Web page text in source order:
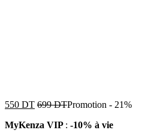
550 DT 699DTPromotion - 21%
MyKenza VIP : -10% à vie